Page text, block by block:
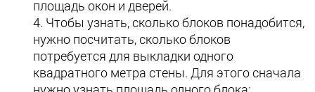
площадь окон и дверей.
Чтобы узнать, сколько блоков понадобится,
нужно посчитать, сколько блоков
потребуется для выкладки одного
квадратного метра стены. Для этого сначала